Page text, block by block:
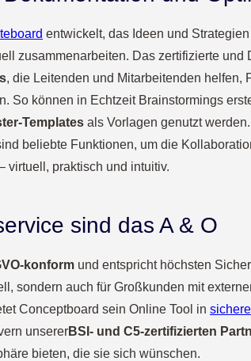
entwickelt, das Ideen und
zusammenarbeiten. Das zertifizierte und
, die Leitenden und Mitarbeitenden helfen,
So können in Echtzeit Brainstormings
Templates als Vorlagen genutzt
beliebte Funktionen, um die
virtuell, praktisch und intuitiv.
sind das A & O
konform und entspricht höchsten
sondern auch für Großkunden mit
Conceptboard sein Online Tool in
unsererBSI- und C5-zertifizierten
bieten, die sie sich wünschen.